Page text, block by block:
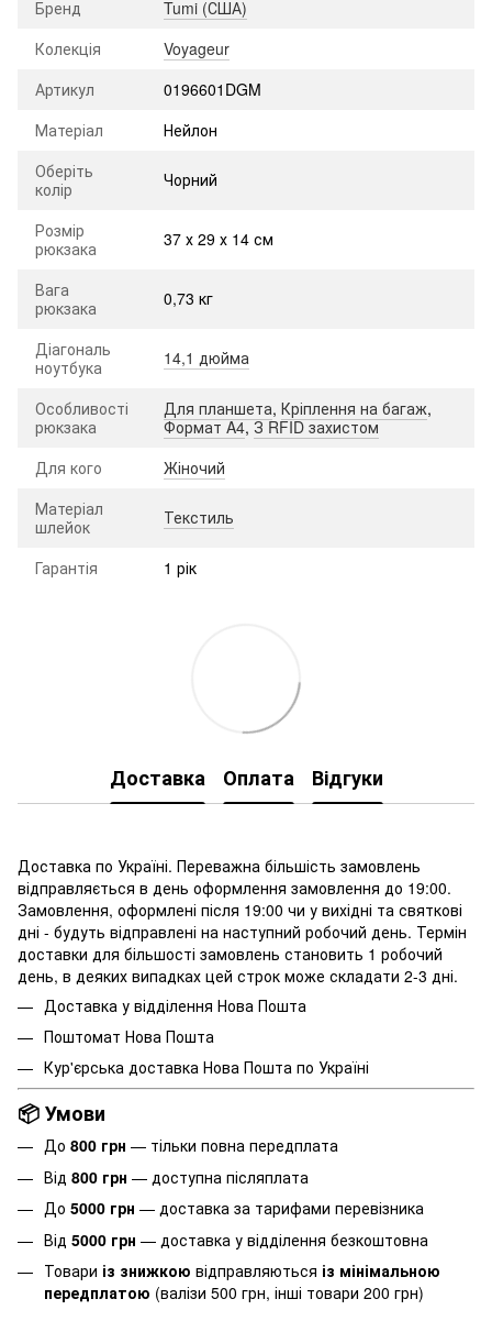
Бренд
Tumi (США)
Колекція
Voyageur
Артикул
0196601DGM
Матеріал
Нейлон
Оберіть
колір
Чорний
Розмір
рюкзака
37 х 29 х 14 см
Вага
рюкзака
0,73 кг
Діагональ
ноутбука
14,1 дюйма
Особливості
рюкзака
Для планшета, Кріплення на багаж,
Формат A4,З RFID захистом
Для кого
Жіночий
Матеріал
шлейок
Текстиль
Гарантія 1 рік
Доставка Оплата Відгуки
Доставка по Україні. Переважна більшість замовлень
відправляється в день оформлення замовлення до 19:00.
Замовлення, оформлені після 19:00 чи у вихідні та святкові
дні - будуть відправлені на наступний робочий день. Термін
доставки для більшості замовлень становить 1 робочий
день, в деяких випадках цей строк може складати 2-3 дні.
Доставка у відділення Нова Пошта
Поштомат Нова Пошта
Кур'єрська доставка Нова Пошта по Україні
📦 Умови
До 800 грн — тільки повна передплата
Від 800 грн — доступна післяплата
До 5000 грн — доставка за тарифами перевізника
Від 5000 грн — доставка у відділення безкоштовна
Товари із знижкою відправляються із мінімальною
передплатою (валізи 500 грн, інші товари 200 грн)